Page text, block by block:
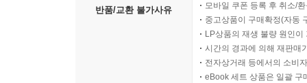
반품/교환 불가사유
모바일 쿠폰 등록 후 취소/
중고상품이 구매확정(자동
LP상품의 재생 불량 원인
시간의 경과에 의해 재판매
전자상거래 등에서의 소비
eBook 세트 상품은 일괄 구